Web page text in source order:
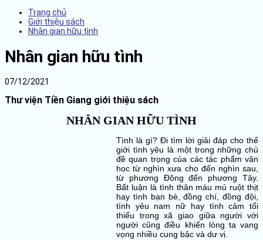
Trang chủ
Giới thiệu sách
Nhân gian hữu tình
Nhân gian hữu tình
07/12/2021
Thư viện Tiền Giang giới thiệu sách
NHÂN GIAN HỮU TÌNH
Tình là gì? Đi tìm lời giải đáp cho thế
giới tình yêu là một trong những chủ
đề quan trọng của các tác phẩm văn
học từ nghìn xưa cho đến nghìn sau,
từ phương Đông đến phương Tây.
Bất luận là tình thân máu mủ ruột thịt
hay tình bạn bè, đồng chí, đồng đội,
tình yêu nam nữ hay tình cảm tối
thiểu trong xã giao giữa người với
người cũng điều khiến lòng ta vang
vọng nhiều cung bậc và dư vị.